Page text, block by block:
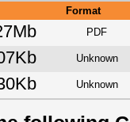
Format
PDF
Unknown
Unknown